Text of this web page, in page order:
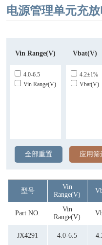
电源管理单元充
Vin Range(V) Vbat(V)
4.0-6.5
Vin Range(V)
4.2±1%
Vbat(V)
全部重置 应用筛
型号
Vin
Range(V)
Part NO.
Vin
Range(V)
JX4291 4.0-6.5